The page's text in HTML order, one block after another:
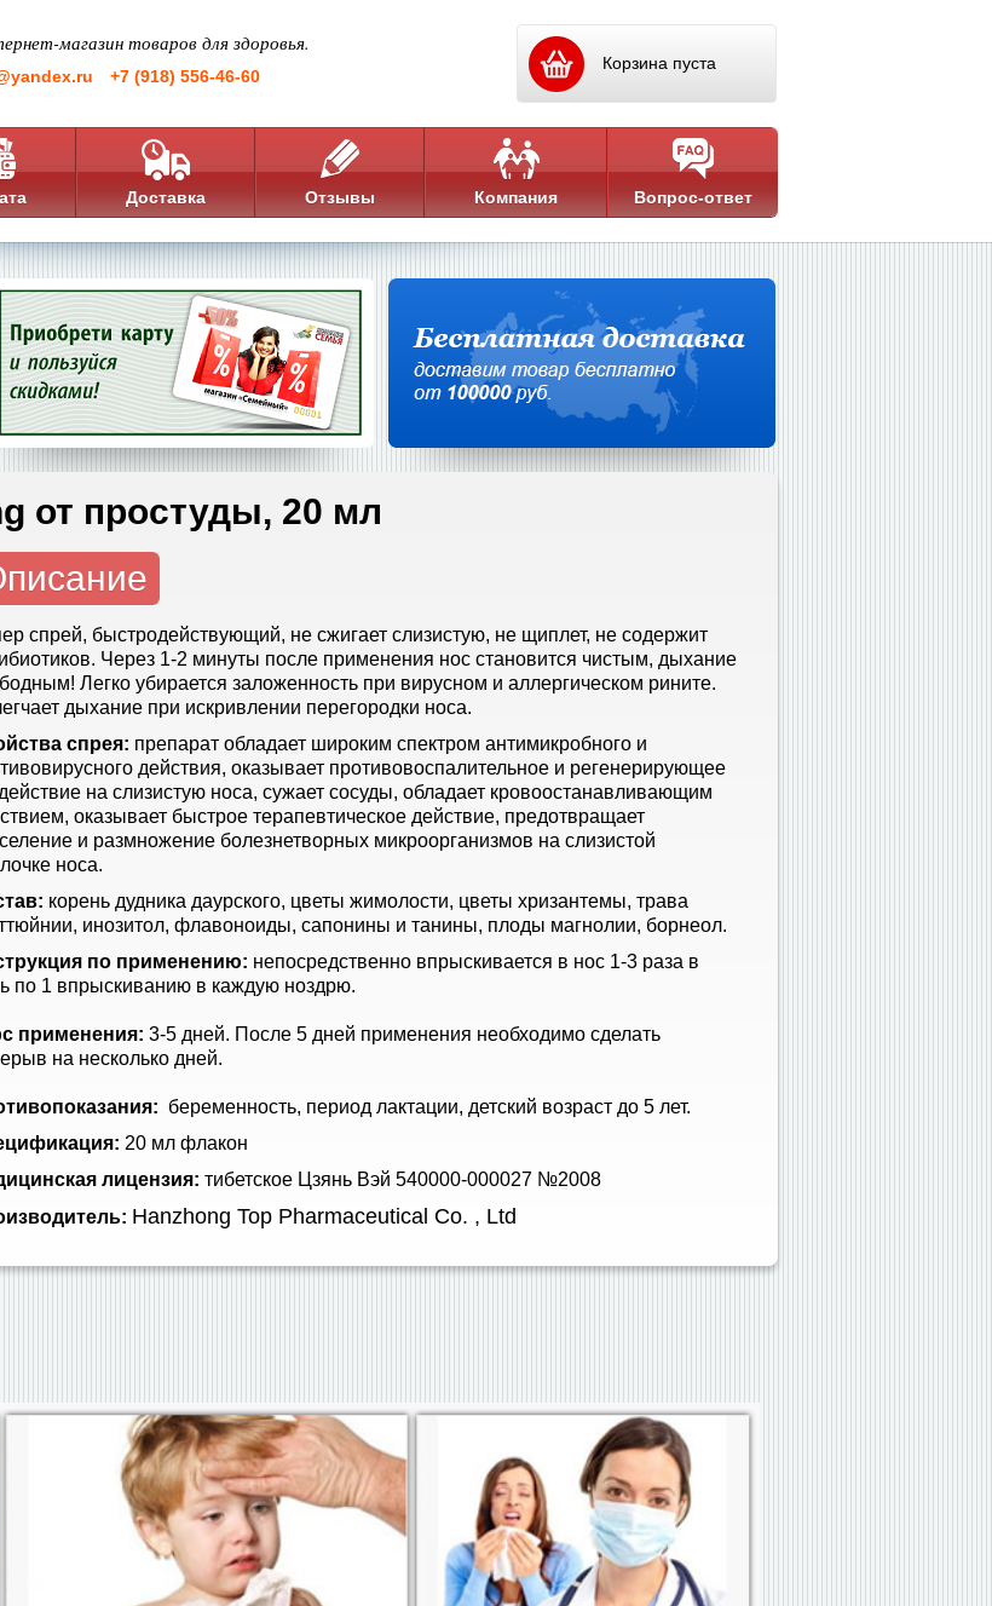
магазин товаров для здоровья.
+7 (918) 556-46-60
Корзина пуста
Доставка Отзывы Компания Вопрос-ответ
от простуды, 20 мл
спрей, быстродействующий, не сжигает слизистую, не щиплет, не содержит
Через 1-2 минуты после применения нос становится чистым, дыхание
Легко убирается заложенность при вирусном и аллергическом рините.
дыхание при искривлении перегородки носа.
спрея: препарат обладает широким спектром антимикробного и
действия, оказывает противовоспалительное и регенерирующее
на слизистую носа, сужает сосуды, обладает кровоостанавливающим
оказывает быстрое терапевтическое действие, предотвращает
и размножение болезнетворных микроорганизмов на слизистой
носа.
корень дудника даурского, цветы жимолости, цветы хризантемы, трава
инозитол, флавоноиды, сапонины и танины, плоды магнолии, борнеол.
по применению: непосредственно впрыскивается в нос 1-3 раза в
по 1 впрыскиванию в каждую ноздрю.
применения: 3-5 дней. После 5 дней применения необходимо сделать
на несколько дней.
беременность, период лактации, детский возраст до 5 лет.
20 мл флакон
лицензия: тибетское Цзянь Вэй 540000-000027 №2008
Hanzhong Top Pharmaceutical Co. , Ltd